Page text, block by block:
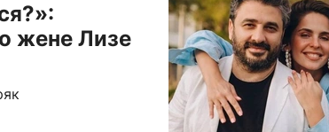
жене Лизе